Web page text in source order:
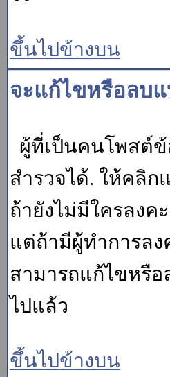
ขึ้นไปข้างบน
จะแก้ไขหรือลบแ
ผู้ที่เป็นคนโพสต์ข้
สำรวจได้. ให้คลิ
ถ้ายังไม่มีใครลง
แต่ถ้ามีผู้ทำการลง
สามารถแก้ไขหรื
ไปแล้ว
ขึ้นไปข้างบน